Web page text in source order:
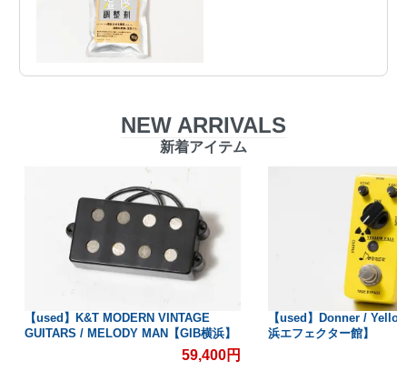
NEW ARRIVALS
新着アイテム
【used】K&T MODERN VINTAGE
GUITARS / MELODY MAN【GIB横浜】
59,400円
【used】Donner /
浜エフェクター館】